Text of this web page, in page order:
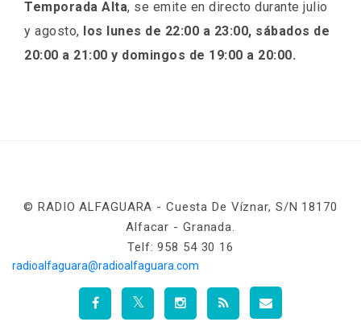
Temporada Alta, se emite en directo durante julio
y agosto, los lunes de 22:00 a 23:00, sábados de
20:00 a 21:00 y domingos de 19:00 a 20:00.
© RADIO ALFAGUARA - Cuesta De Víznar, S/n 18170
Alfacar - Granada.
Telf: 958 54 30 16
radioalfaguara@radioalfaguara.com